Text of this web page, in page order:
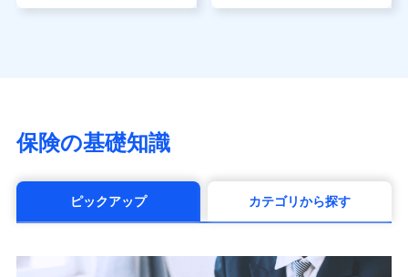
（https://www.tmn-anshin.co.jp/）
マニュライフ生命保険株式会社
（https://www.manulife.co.jp/）
（https://www.msa-life.co.jp/）
メットライフ生命株式会社(https://www.metlife.co.jp/)
保険の基礎知識
ピックアップ カテゴリから探す